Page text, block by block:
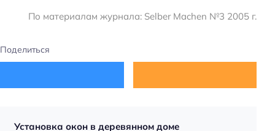
По материалам журнала: Selber Machen №3 2005 г.
Поделиться
Установка окон в деревянном доме